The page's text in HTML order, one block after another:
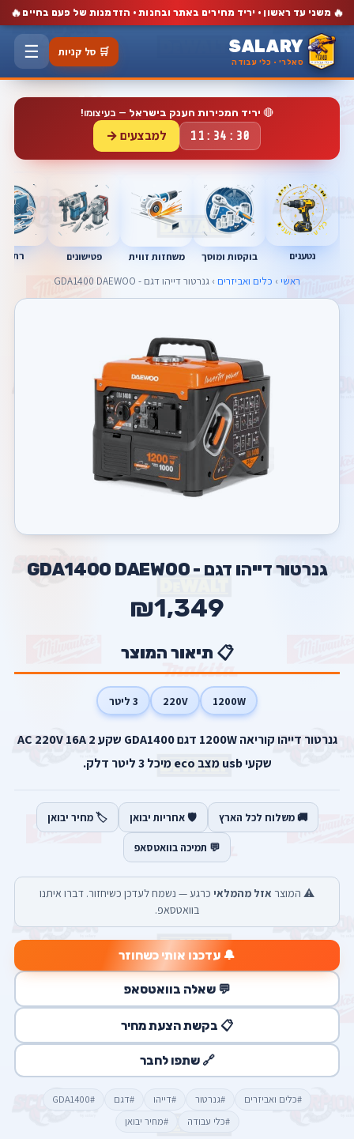
🔥 משני עד ראשון · יריד מחירים באתר ובחנות · הזדמנות של פעם בחיים 🔥
SALARY
סאלרי · כלי עבודה
🛒 סל קניות ☰
🔴 יריד המכירות הענק בישראל — בעיצומו!
11:34:29 למבצעים →
נטענים בוקסות ומוסך משחזות זווית פטישונים
ראשי › כלים ואביזרים › גנרטור דייהו דגם - GDA1400 DAEWOO
גנרטור דייהו דגם - GDA1400 DAEWOO
₪1,349
📋 תיאור המוצר
1200W
220V 3 ליטר
גנרטור דייהו קוריאה 1200W דגם GDA1400 שקע AC 220V 16A 2
שקעי usb מצב eco מיכל 3 ליטר דלק.
🚚 משלוח לכל הארץ 🛡️ אחריות יבואן 🏷️ מחיר יבואן
💬 תמיכה בוואטסאפ
⚠️ המוצר אזל מהמלאי כרגע — נשמח לעדכן כשיחזור. דברו איתנו
בוואטסאפ.
🔔 עדכנו אותי כשחוזר
💬 שאלה בוואטסאפ
📋 בקשת הצעת מחיר
🔗 שתפו לחבר
#כלים ואביזרים #גנרטור #דייהו #דגם
#GDA1400
#כלי עבודה
#מחיר יבואן